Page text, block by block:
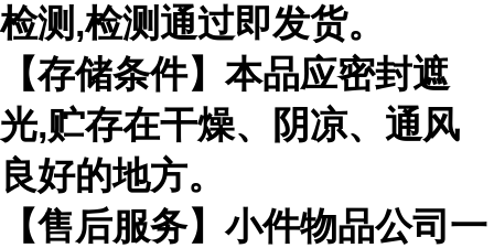
检测,检测通过即发货。
【存储条件】本品应密封遮
光,贮存在干燥、阴凉、通风
良好的地方。
【售后服务】小件物品公司一